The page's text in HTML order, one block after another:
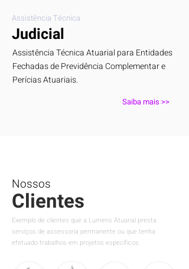
Assistência Técnica
Judicial
Assistência Técnica Atuarial para Entidades
Fechadas de Previdência Complementar e
Perícias Atuariais.
Saiba mais >>
Nossos
Clientes
Exemplo de clientes que a Lumens Atuarial presta
serviços de assessoria permanente ou que tenha
efetuado trabalhos em projetos específicos.